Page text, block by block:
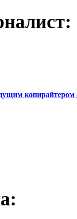
копирайтером